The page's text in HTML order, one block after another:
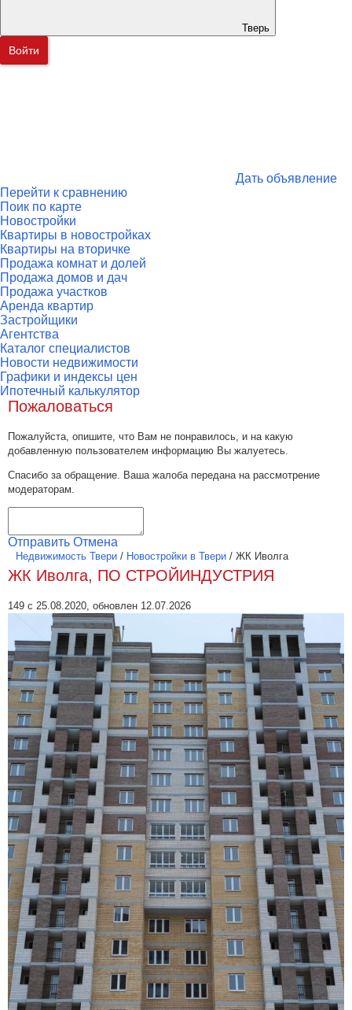
Тверь
Войти
Дать объявление
Перейти к сравнению
Поик по карте
Новостройки
Квартиры в новостройках
Квартиры на вторичке
Продажа комнат и долей
Продажа домов и дач
Продажа участков
Аренда квартир
Застройщики
Агентства
Каталог специалистов
Новости недвижимости
Графики и индексы цен
Ипотечный калькулятор
Пожаловаться
Пожалуйста, опишите, что Вам не понравилось, и на какую
добавленную пользователем информацию Вы жалуетесь.
Спасибо за обращение. Ваша жалоба передана на рассмотрение
модераторам.
Отправить Отмена
Недвижимость Твери / Новостройки в Твери / ЖК Иволга
ЖК Иволга, ПО СТРОЙИНДУСТРИЯ
149 с 25.08.2020, обновлен 12.07.2026